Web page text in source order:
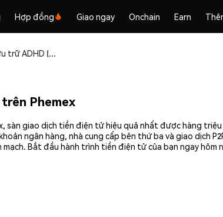
Hợp đồng Giao ngay Onchain Earn
Mua và lưu trữ ADHD ($ADHD) an toàn
Phemex
sàn giao dịch tiền điện tử hiệu quả nhất được hàng
ngân hàng, nhà cung cấp bên thứ ba và giao dịch
mạch. Bắt đầu hành trình tiền điện tử của bạn ngay